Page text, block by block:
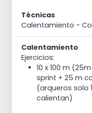
Técnicas
Calentamiento -
Calentamiento
Ejercicios:
10 x 100 m
sprint + 25 m
(arqueros solo
calientan)